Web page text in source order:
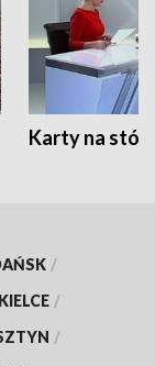
Karty na
/
KIELCE /
/